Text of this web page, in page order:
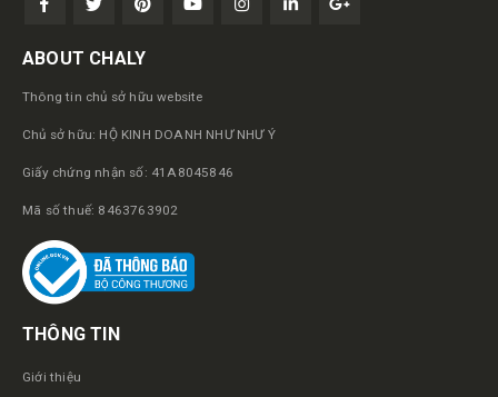
ABOUT CHALY
Thông tin chủ sở hữu website
Chủ sở hữu: HỘ KINH DOANH NHƯ NHƯ Ý
Giấy chứng nhận số: 41A8045846
Mã số thuế: 8463763902
THÔNG TIN
Giới thiệu